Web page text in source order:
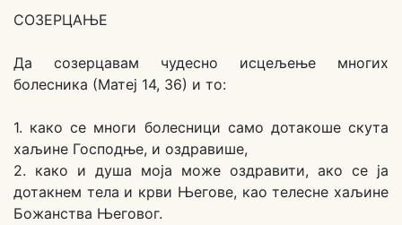
СОЗЕРЦАЊЕ
Да созерцавам чудесно исцељење многих
болесника (Матеј 14, 36) и то:
1. како се многи болесници само дотакоше скута
хаљине Господње, и оздравише,
2. како и душа моја може оздравити, ако се ја
дотакнем тела и крви Његове, као телесне хаљине
Божанства Његовог.